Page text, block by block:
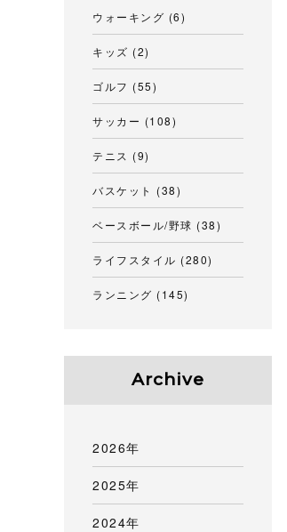
ウォーキング (6)
キッズ (2)
ゴルフ (55)
サッカー (108)
テニス (9)
バスケット (38)
ベースボール/野球 (38)
ライフスタイル (280)
ランニング (145)
Archive
2026年
2025年
2024年